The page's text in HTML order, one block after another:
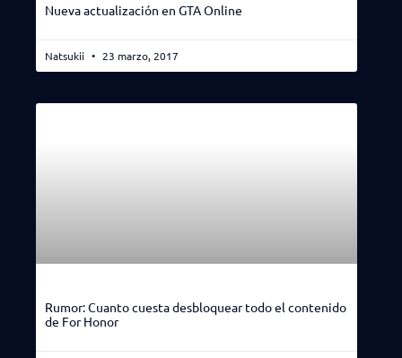
Nueva actualización en GTA Online
Natsukii 23 marzo, 2017
Rumor: Cuanto cuesta desbloquear todo el contenido
de For Honor